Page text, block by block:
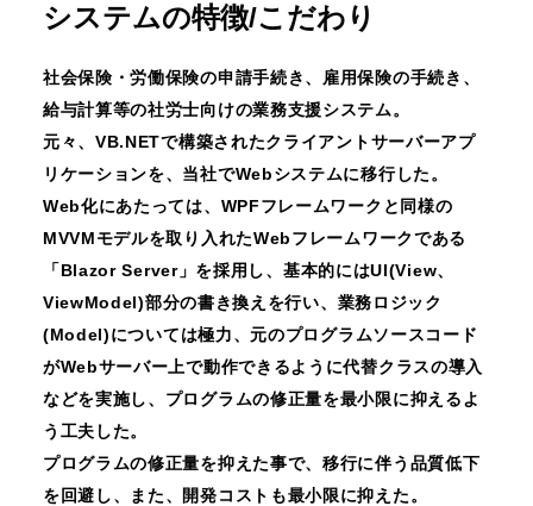
システムの特徴/こだわり
社会保険・労働保険の申請手続き、雇用保険の手続き、
給与計算等の社労士向けの業務支援システム。
元々、VB.NETで構築されたクライアントサーバーアプ
リケーションを、当社でWebシステムに移行した。
Web化にあたっては、WPFフレームワークと同様の
MVVMモデルを取り入れたWebフレームワークである
「Blazor Server」を採用し、基本的にはUI(View、
ViewModel)部分の書き換えを行い、業務ロジック
(Model)については極力、元のプログラムソースコード
がWebサーバー上で動作できるように代替クラスの導入
などを実施し、プログラムの修正量を最小限に抑えるよ
う工夫した。
プログラムの修正量を抑えた事で、移行に伴う品質低下
を回避し、また、開発コストも最小限に抑えた。